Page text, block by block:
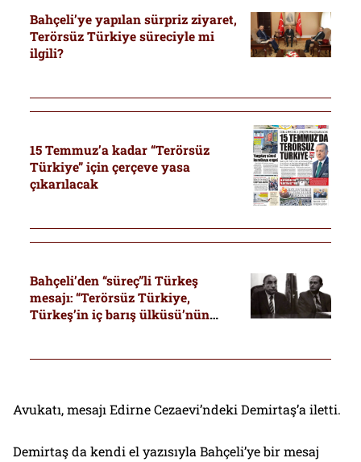
Bahçeli’ye yapılan sürpriz ziyaret,
Terörsüz Türkiye süreciyle mi
ilgili?
15 Temmuz’a kadar “Terörsüz
Türkiye” için çerçeve yasa
çıkarılacak
Bahçeli’den “süreç”li Türkeş
mesajı: “Terörsüz Türkiye,
Türkeş’in iç barış ülküsü’nün
Avukatı, mesajı Edirne Cezaevi’ndeki Demirtaş’a iletti.
Demirtaş da kendi el yazısıyla Bahçeli’ye bir mesaj